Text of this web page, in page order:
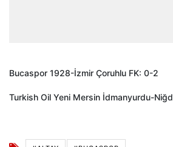
Bucaspor 1928-İzmir Çoruhlu FK: 0-2
Turkish Oil Yeni Mersin İdmanyurdu-